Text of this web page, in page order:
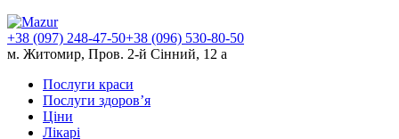
+38 (097) 248-47-50+38 (096) 530-80-50
м. Житомир, Пров. 2-й Сінний, 12 а
Послуги краси
Послуги здоров’я
Ціни
Лікарі